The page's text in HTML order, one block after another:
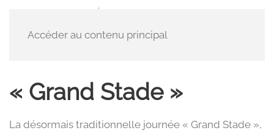
Accéder au contenu principal
« Grand Stade »
La désormais traditionnelle journée « Grand Stade »,